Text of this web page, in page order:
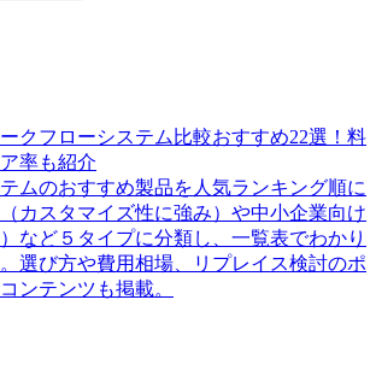
クフローシステム比較おすすめ22選！料
率も紹介
ムのおすすめ製品を人気ランキング順に
カスタマイズ性に強み）や中小企業向け
など５タイプに分類し、一覧表でわかり
選び方や費用相場、リプレイス検討のポ
ンテンツも掲載。